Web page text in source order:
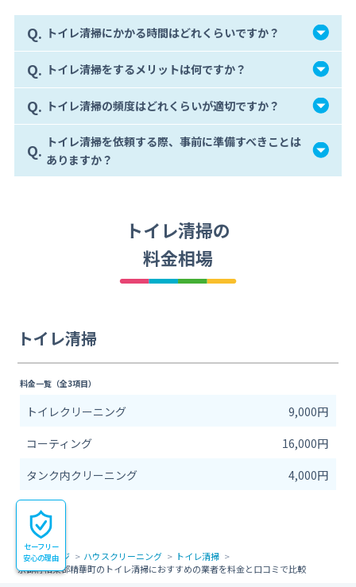
Q. トイレ清掃にかかる時間はどれくらいですか？
Q. トイレ清掃をするメリットは何ですか？
Q. トイレ清掃の頻度はどれくらいが適切ですか？
Q. トイレ清掃を依頼する際、事前に準備すべきことは
ありますか？
トイレ清掃の
料金相場
トイレ清掃
料金一覧（全3項目）
トイレクリーニング
9,000円
コーティング
16,000円
タンク内クリーニング
4,000円
トップページ ハウスクリーニング
トイレ清掃
京都府相楽郡精華町のトイレ清掃におすすめの業者を料金と口コミで比較
セーフリー
安心の理由